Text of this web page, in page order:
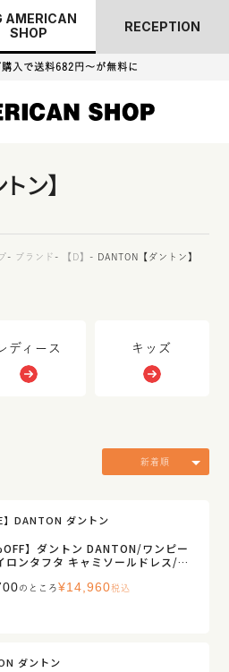
AMERICAN
SHOP
RECEPTION
入で送料682円～が無料に
ン】
ブランド 【D】 DANTON【ダントン】
レディース キッズ
新着順
】DANTON ダントン
】ダントン DANTON/ワンピー
ロンタフタ キャミソールドレス/DT
のところ¥14,960税込
ダントン